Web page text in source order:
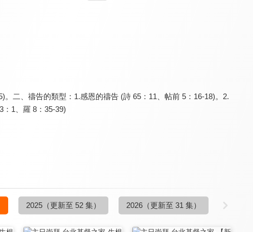
二、禱告的類型：1.感恩的禱告 (詩 65：11、帖前 5：16-18)。2.
：1、羅 8：35-39)
2025 （更新至 52 集） 2026 （更新至 31 集）